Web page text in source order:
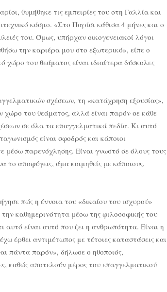
θυμήθηκε τις εμπειρίες του στη Γαλλία και
κόσμο. «Στο Παρίσι κάθισα 4 μήνες και ο
του. Όμως, υπήρχαν οικογενειακοί λόγοι
την καριέρα μου στο εξωτερικό», είπε ο
χώρο του θεάματος είναι ιδιαίτερα δύσκολες
σχέσεων, τη «κατάχρηση εξουσίας»,
χώρο του θεάματος, αλλά είναι παρόν σε κάθε
σε όλα τα επαγγελματικά πεδία. Κι αυτό
είναι σφοδρός και κάποιοι
μέσω παρενόχλησης. Είναι γνωστό σε όλους τους
το αποφύγεις, άμα κοιμηθείς με κάποιους,
πώς η έννοια του «δικαίου του ισχυρού»
καθημερινότητα μέσω της φιλοσοφικής του
αυτό είναι αυτό που ζει η ανθρωπότητα. Είναι η
αντιμέτωπος με τέτοιες καταστάσεις και
πάντα παρόν», δήλωσε ο ηθοποιός,
καθώς αποτελούν μέρος του επαγγελματικού